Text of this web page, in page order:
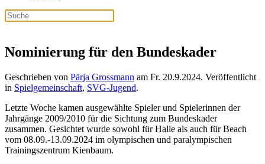
Nominierung für den Bundeskader
Geschrieben von Pärja Grossmann am Fr. 20.9.2024. Veröffentlicht
in Spielgemeinschaft, SVG-Jugend.
Letzte Woche kamen ausgewählte Spieler und Spielerinnen der
Jahrgänge 2009/2010 für die Sichtung zum Bundeskader
zusammen. Gesichtet wurde sowohl für Halle als auch für Beach
vom 08.09.-13.09.2024 im olympischen und paralympischen
Trainingszentrum Kienbaum.